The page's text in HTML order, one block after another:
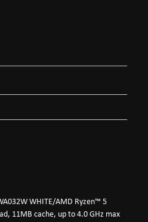
WHITE/AMD Ryzen™ 5
11MB cache, up to 4.0 GHz max